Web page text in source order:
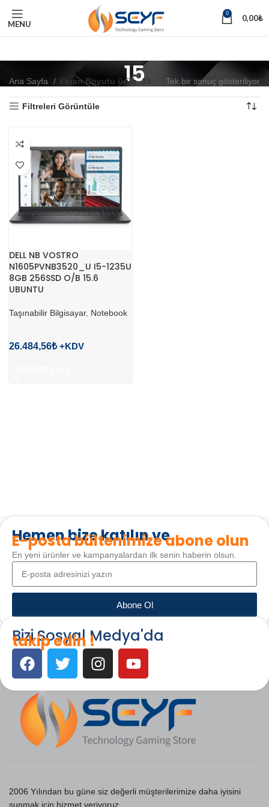
MENU
0 0,00₺
15
Ana Sayfa Ekran Boyutu ürün 15 Tek bir sonuç gösteriliyor
Filtreleri Görüntüle
DELL NB VOSTRO
N1605PVNB3520_U I5-1235U
8GB 256SSD O/B 15.6
UBUNTU
Taşınabilir Bilgisayar, Notebook
26.484,56₺
Hemen bize katılın ve
E-posta bültenimize abone olun
En yeni ürünler ve kampanyalardan ilk senin haberin olsun.
Abone Ol
Bizi Sosyal Medya'da
takip edin !
2006 Yılından bu güne siz değerli müşterilerimize daha iyisini
sunmak için hizmet veriyoruz.